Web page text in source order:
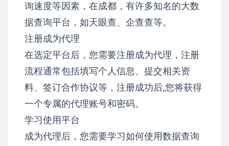
询速度等因素，在成都，有许多知名的大数
据查询平台，如天眼查、企查查等。
注册成为代理
在选定平台后，您需要注册成为代理，注册
流程通常包括填写个人信息、提交相关资
料、签订合作协议等，注册成功后,您将获得
一个专属的代理账号和密码。
学习使用平台
成为代理后，您需要学习如何使用数据查询